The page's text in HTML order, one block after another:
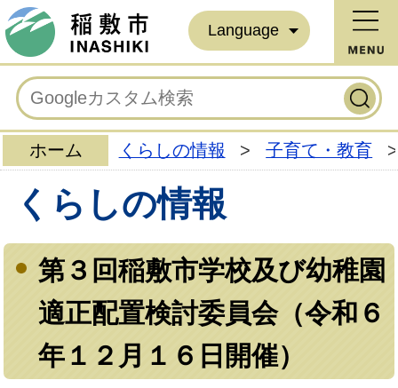
Language
ホーム くらしの情報 > 子育て・教育 >
くらしの情報
第３回稲敷市学校及び幼稚園
適正配置検討委員会（令和６
年１２月１６日開催）